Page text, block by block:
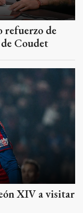
XIV a visitar